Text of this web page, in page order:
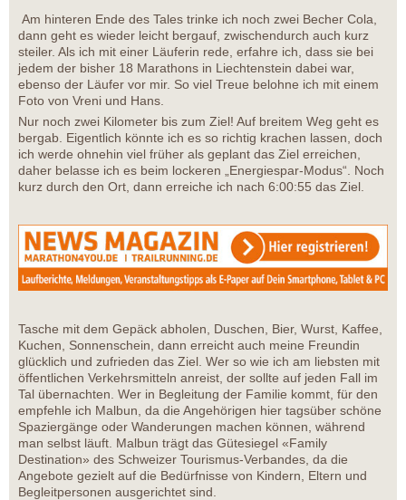
Am hinteren Ende des Tales trinke ich noch zwei Becher Cola,
dann geht es wieder leicht bergauf, zwischendurch auch kurz
steiler. Als ich mit einer Läuferin rede, erfahre ich, dass sie bei
jedem der bisher 18 Marathons in Liechtenstein dabei war,
ebenso der Läufer vor mir. So viel Treue belohne ich mit einem
Foto von Vreni und Hans.
Nur noch zwei Kilometer bis zum Ziel! Auf breitem Weg geht es
bergab. Eigentlich könnte ich es so richtig krachen lassen, doch
ich werde ohnehin viel früher als geplant das Ziel erreichen,
daher belasse ich es beim lockeren „Energiespar-Modus“. Noch
kurz durch den Ort, dann erreiche ich nach 6:00:55 das Ziel.
Tasche mit dem Gepäck abholen, Duschen, Bier, Wurst, Kaffee,
Kuchen, Sonnenschein, dann erreicht auch meine Freundin
glücklich und zufrieden das Ziel. Wer so wie ich am liebsten mit
öffentlichen Verkehrsmitteln anreist, der sollte auf jeden Fall im
Tal übernachten. Wer in Begleitung der Familie kommt, für den
empfehle ich Malbun, da die Angehörigen hier tagsüber schöne
Spaziergänge oder Wanderungen machen können, während
man selbst läuft. Malbun trägt das Gütesiegel «Family
Destination» des Schweizer Tourismus-Verbandes, da die
Angebote gezielt auf die Bedürfnisse von Kindern, Eltern und
Begleitpersonen ausgerichtet sind.